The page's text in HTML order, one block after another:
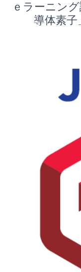
ｅラーニン
導体素子